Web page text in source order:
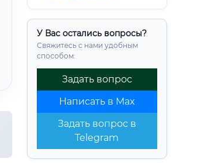
У Вас остались вопросы?
Свяжитесь с нами удобным
способом:
Задать вопрос
Написать в Max
Задать вопрос в
Telegram